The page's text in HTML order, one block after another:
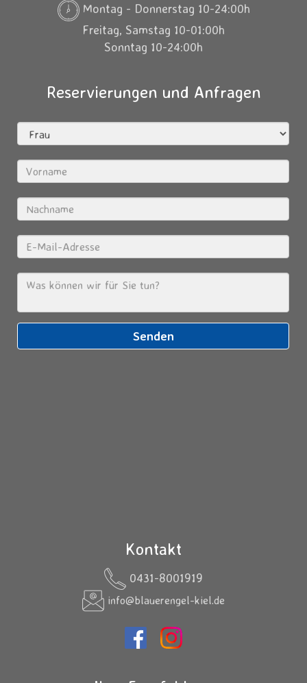
Montag - Donnerstag 10-24:00h
Freitag, Samstag 10-01:00h
Sonntag 10-24:00h
Reservierungen und Anfragen
Kontakt
0431-8001919
info@blauerengel-kiel.de